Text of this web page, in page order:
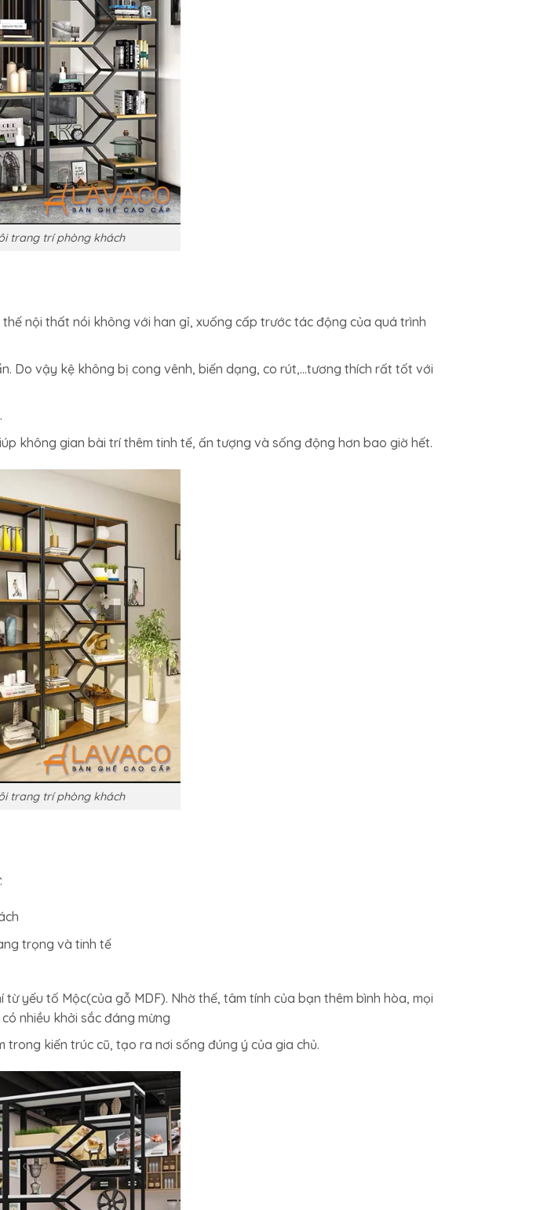
trang trí phòng khách
nội thất nói không với han gỉ, xuống cấp trước tác động của quá trình
Do vậy kệ không bị cong vênh, biến dạng, co rút,…tương thích rất tốt với
không gian bài trí thêm tinh tế, ấn tượng và sống động hơn bao giờ hết.
trang trí phòng khách
trọng và tinh tế
yếu tố Mộc(của gỗ MDF). Nhờ thế, tâm tính của bạn thêm bình hòa, mọi
nhiều khởi sắc đáng mừng
kiến trúc cũ, tạo ra nơi sống đúng ý của gia chủ.